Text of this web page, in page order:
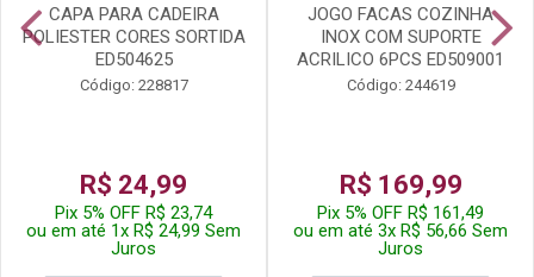
CAPA PARA CADEIRA
POLIESTER CORES SORTIDA
ED504625
Código: 228817
R$ 24,99
Pix 5% OFF R$ 23,74
ou em até 1x R$ 24,99 Sem
Juros
JOGO FACAS COZINHA
INOX COM SUPORTE
ACRILICO 6PCS ED509001
Código: 244619
R$ 169,99
Pix 5% OFF R$ 161,49
ou em até 3x R$ 56,66 Sem
Juros